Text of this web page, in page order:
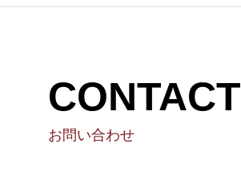
CONTACT
お問い合わせ